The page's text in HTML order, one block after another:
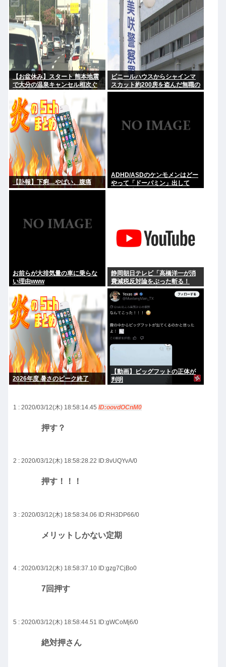
いい。どうか、白黒ハッキリさ
せないで
【お盆休み】スタート 熊本地震
で大分の温泉キャンセル相次ぐ
ビニールハウスからシャインマ
スカット約200房を盗んだ無職の
男逮捕 岡山
【訃報】下痢…やばい、腹痛
ADHD/ASDのケンモメンはどー
やって「ドーパミン」出して
お前らが大排気量の車に乗らな
い理由www
静岡朝日テレビ「高橋洋一が消
費減税反対論をぶった斬る！
『財源ない』を完全論破」
2026年度 暑さのピーク終了
【動画】ビッグフットの正体が
判明
1 : 2020/03/12(木) 18:58:14.45 ID:oovdOCnM0
押す？
2 : 2020/03/12(木) 18:58:28.22 ID:8vUQYvA/0
押す！！！
3 : 2020/03/12(木) 18:58:34.06 ID:RH3DP66/0
メリットしかない定期
4 : 2020/03/12(木) 18:58:37.10 ID:gzg7CjBo0
7回押す
5 : 2020/03/12(木) 18:58:44.51 ID:gWCoMj6/0
絶対押さん